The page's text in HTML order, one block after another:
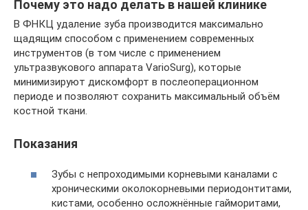
Почему это надо делать в нашей клинике
В ФНКЦ удаление зуба производится максимально
щадящим способом с применением современных
инструментов (в том числе с применением
ультразвукового аппарата VarioSurg), которые
минимизируют дискомфорт в послеоперационном
периоде и позволяют сохранить максимальный объём
костной ткани.
Показания
Зубы с непроходимыми корневыми каналами с
хроническими околокорневыми периодонтитами,
кистами, особенно осложнённые гайморитами,